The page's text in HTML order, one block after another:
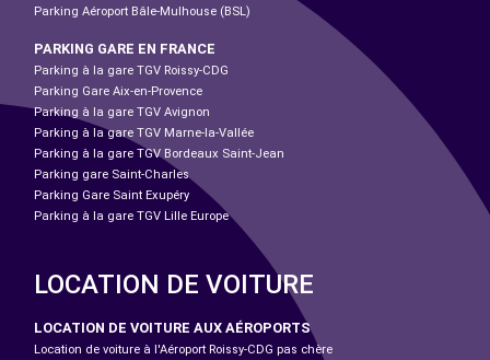
Parking Aéroport Bâle-Mulhouse (BSL)
PARKING GARE EN FRANCE
Parking à la gare TGV Roissy-CDG
Parking Gare Aix-en-Provence
Parking à la gare TGV Avignon
Parking à la gare TGV Marne-la-Vallée
Parking à la gare TGV Bordeaux Saint-Jean
Parking gare Saint-Charles
Parking Gare Saint Exupéry
Parking à la gare TGV Lille Europe
LOCATION DE VOITURE
LOCATION DE VOITURE AUX AÉROPORTS
Location de voiture à l'Aéroport Roissy-CDG pas chère